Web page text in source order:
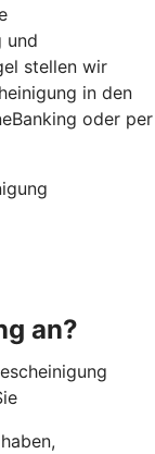
und
stellen wir
in den
oder per
an?